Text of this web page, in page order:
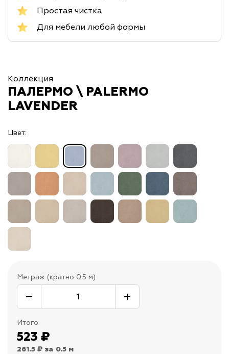
Простая чистка
Для мебели любой формы
Коллекция
ПАЛЕРМО \ PALERMO
LAVENDER
Цвет:
Метраж (кратно 0.5 м)
Итого
523 ₽
261.5 ₽ за 0.5 м